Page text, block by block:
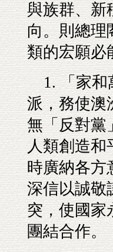
與族群、新
向。則總理
類的宏願必
1. 「家和
派，務使澳
無「反對黨
人類創造
時廣納各方
深信以誠敬
突，使國家
團結合作。